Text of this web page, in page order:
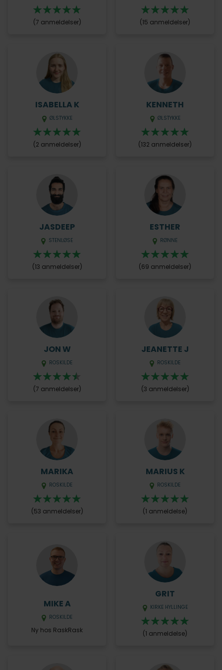
(7 anmeldelser) (15 anmeldelser)
ISABELLA K
ØLSTYKKE
(2 anmeldelser)
KENNETH
ØLSTYKKE
(132 anmeldelser)
JASDEEP
STENLØSE
(13 anmeldelser)
ESTHER
RØNNE
(69 anmeldelser)
JON W
ROSKILDE
(7 anmeldelser)
JEANETTE J
ROSKILDE
(3 anmeldelser)
MARIKA
ROSKILDE
(53 anmeldelser)
MARIUS K
ROSKILDE
(1 anmeldelse)
MIKE A
ROSKILDE
Ny hos RaskRask
GRIT
KIRKE HYLLINGE
(1 anmeldelse)